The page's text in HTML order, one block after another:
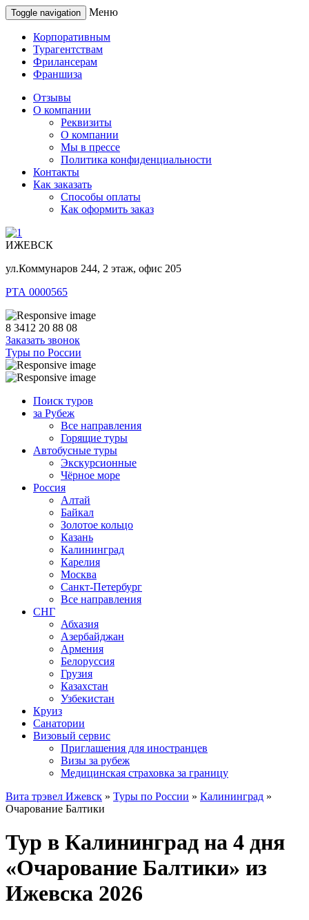
Toggle navigation Меню
Корпоративным
Турагентствам
Фрилансерам
Франшиза
Отзывы
О компании
Реквизиты
О компании
Мы в прессе
Политика конфиденциальности
Контакты
Как заказать
Способы оплаты
Как оформить заказ
ИЖЕВСК
ул.Коммунаров 244, 2 этаж, офис 205
РТА 0000565
8 3412 20 88 08
Заказать звонок
Туры по России
Поиск туров
за Рубеж
Все направления
Горящие туры
Автобусные туры
Экскурсионные
Чёрное море
Россия
Алтай
Байкал
Золотое кольцо
Казань
Калининград
Карелия
Москва
Санкт-Петербург
Все направления
СНГ
Абхазия
Азербайджан
Армения
Белоруссия
Грузия
Казахстан
Узбекистан
Круиз
Санатории
Визовый сервис
Приглашения для иностранцев
Визы за рубеж
Медицинская страховка за границу
Вита трэвел Ижевск » Туры по России » Калининград »
Очарование Балтики
Тур в Калининград на 4 дня
«Очарование Балтики» из
Ижевска 2026